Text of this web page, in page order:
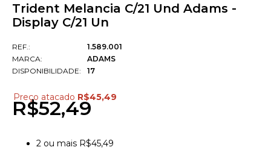
Trident Melancia C/21 Und Adams -
Display C/21 Un
REF.:
MARCA:
DISPONIBILIDADE:
1.589.001
ADAMS
17
Preço atacado R$45,49
R$52,49
2 ou mais R$45,49